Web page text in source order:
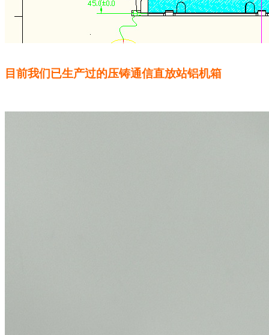
目前我们已生产过的压铸通信直放站铝机箱